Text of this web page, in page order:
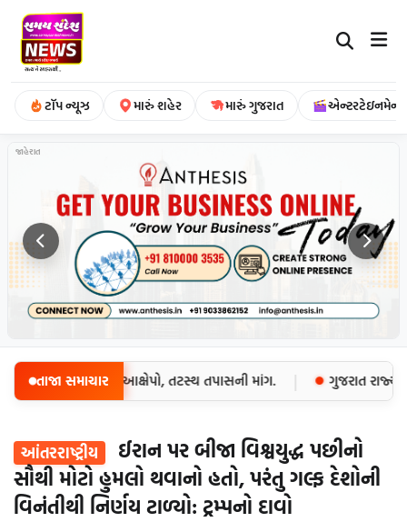
ટૉપ ન્યૂઝ મારું શહેર મારું ગુજરાત એન્ટરટેઇનમેન્ટ
જાહેરાત
તાજા સમાચાર
ગેરરીતિના આક્ષેપો, તટસ્થ તપાસની માંગ. | ગુજરાત રાજ્ય
આંતરરાષ્ટ્રીય
ઈરાન પર બીજા વિશ્વયુદ્ધ પછીનો
સૌથી મોટો હુમલો થવાનો હતો, પરંતુ ગલ્ફ દેશોની
વિનંતીથી નિર્ણય ટાળ્યો: ટ્રમ્પનો દાવો